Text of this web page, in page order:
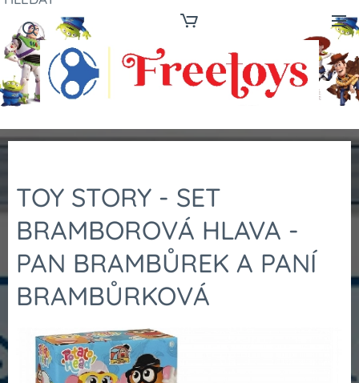
TOY STORY - SET
BRAMBOROVÁ HLAVA -
PAN BRAMBŮREK A PANÍ
BRAMBŮRKOVÁ